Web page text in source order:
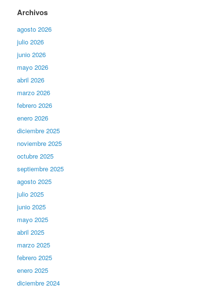
Archivos
agosto 2026
julio 2026
junio 2026
mayo 2026
abril 2026
marzo 2026
febrero 2026
enero 2026
diciembre 2025
noviembre 2025
octubre 2025
septiembre 2025
agosto 2025
julio 2025
junio 2025
mayo 2025
abril 2025
marzo 2025
febrero 2025
enero 2025
diciembre 2024